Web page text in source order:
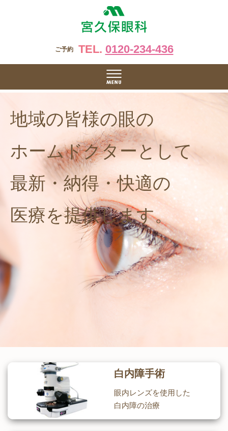
ご予約 TEL. 0120-234-436
地域の皆様の眼の
ホームドクターとして
最新・納得・快適の
医療を提供します。
白内障手術
眼内レンズを使用した
白内障の治療